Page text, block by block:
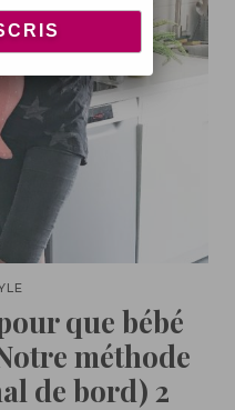
que bébé
méthode
de bord) 2